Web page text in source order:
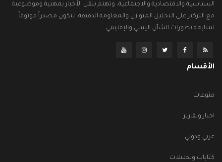
السياسية والاقتصادية والاجتماعية، وتهتم بنقل الأخبار بمهنية وموضوعية
مع التركيز على التحليل المتوازن والمعلومة الدقيقة، لتكون مصدراً موثوقاً
لمتابعة تطورات الشأن اليمني والإقليمي.
الأقسام
منوعات
اخبار وتقارير
عربي ودولي
كتابات وتحليلات